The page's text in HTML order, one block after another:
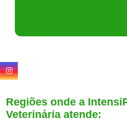
Regiões onde a
Veterinária atende: